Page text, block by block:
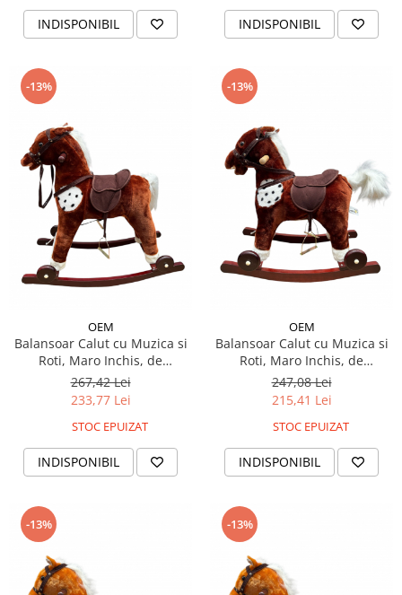
INDISPONIBIL INDISPONIBIL
-13%
OEM
Balansoar Calut cu Muzica si
Roti, Maro Inchis, de
Dimensiune Mare
267,42 Lei
233,77 Lei
STOC EPUIZAT
INDISPONIBIL
-13%
OEM
Balansoar Calut cu Muzica si
Roti, Maro Inchis, de
Dimensiune Mica
247,08 Lei
215,41 Lei
STOC EPUIZAT
INDISPONIBIL
-13% -13%